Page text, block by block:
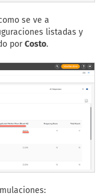
se ve a
listadas y
porCosto.